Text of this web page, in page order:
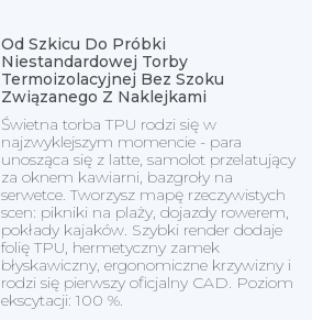
Od Szkicu Do Próbki
Niestandardowej Torby
Termoizolacyjnej Bez Szoku
Związanego Z Naklejkami
Świetna torba TPU rodzi się w
najzwyklejszym momencie - para
unosząca się z latte, samolot przelatujący
za oknem kawiarni, bazgroły na
serwetce. Tworzysz mapę rzeczywistych
scen: pikniki na plaży, dojazdy rowerem,
pokłady kajaków. Szybki render dodaje
folię TPU, hermetyczny zamek
błyskawiczny, ergonomiczne krzywizny i
rodzi się pierwszy oficjalny CAD. Poziom
ekscytacji: 100 %.